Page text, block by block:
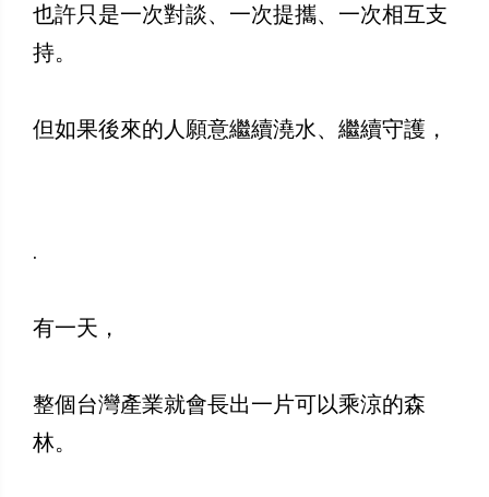
也許只是一次對談、一次提攜、一次相互支
持。
但如果後來的人願意繼續澆水、繼續守護，
.
有一天，
整個台灣產業就會長出一片可以乘涼的森
林。